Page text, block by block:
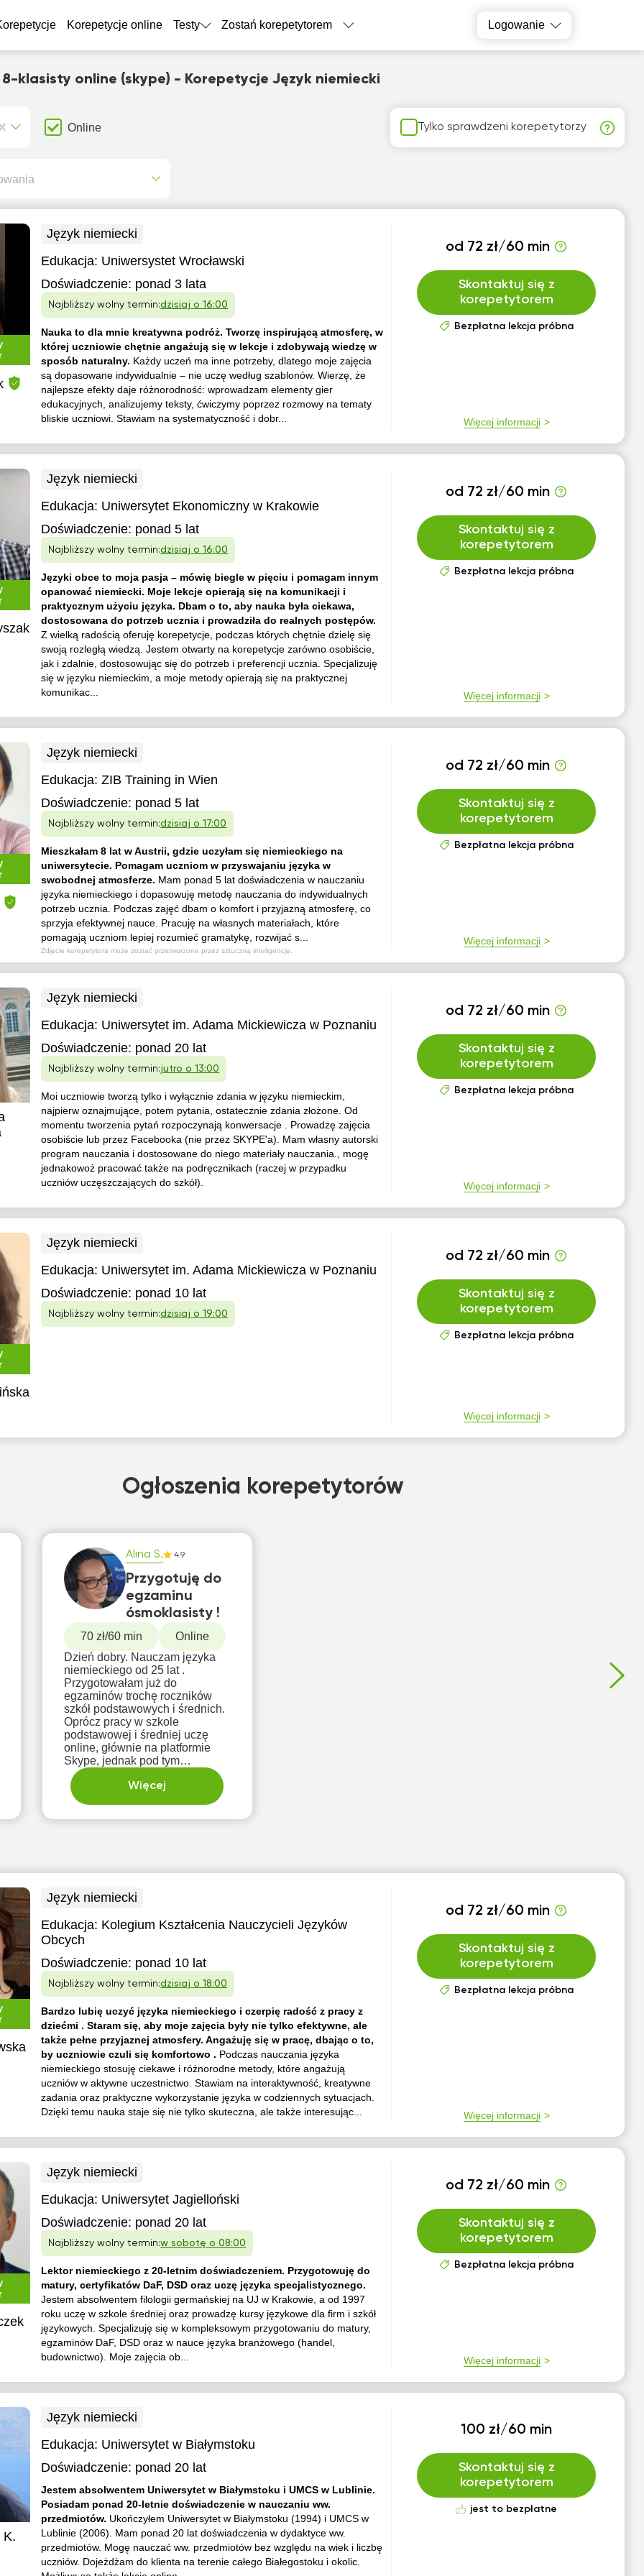
Korepetycje online Testy Zostań korepetytorem Logowanie
8-klasisty online (skype) - Korepetycje Język niemiecki
Online Tylko sprawdzeni korepetytorzy
Język niemiecki
Edukacja: Uniwersystet Wrocławski
Doświadczenie: ponad 3 lata
Najbliższy wolny termin:dzisiaj o 16:00
Nauka to dla mnie kreatywna podróż. Tworzę inspirującą atmosferę, w
której uczniowie chętnie angażują się w lekcje i zdobywają wiedzę w
sposób naturalny. Każdy uczeń ma inne potrzeby, dlatego moje zajęcia
są dopasowane indywidualnie – nie uczę według szablonów. Wierzę, że
najlepsze efekty daje różnorodność: wprowadzam elementy gier
edukacyjnych, analizujemy teksty, ćwiczymy poprzez rozmowy na tematy
bliskie uczniowi. Stawiam na systematyczność i dobr...
od 72 zł/60 min
Skontaktuj się z
korepetytorem
Bezpłatna lekcja próbna
Więcej informacji
Język niemiecki
Edukacja: Uniwersytet Ekonomiczny w Krakowie
Doświadczenie: ponad 5 lat
Najbliższy wolny termin:dzisiaj o 16:00
Języki obce to moja pasja – mówię biegle w pięciu i pomagam innym
opanować niemiecki. Moje lekcje opierają się na komunikacji i
praktycznym użyciu języka. Dbam o to, aby nauka była ciekawa,
dostosowana do potrzeb ucznia i prowadziła do realnych postępów.
Z wielką radością oferuję korepetycje, podczas których chętnie dzielę się
swoją rozległą wiedzą. Jestem otwarty na korepetycje zarówno osobiście,
jak i zdalnie, dostosowując się do potrzeb i preferencji ucznia. Specjalizuję
się w języku niemieckim, a moje metody opierają się na praktycznej
komunikac...
od 72 zł/60 min
Skontaktuj się z
korepetytorem
Bezpłatna lekcja próbna
Więcej informacji
Zdjęcie korepetytora może zostać przetworzone przez sztuczną inteligencję.
Język niemiecki
Edukacja:ZIB Training in Wien
Doświadczenie: ponad 5 lat
Najbliższy wolny termin:dzisiaj o 17:00
Mieszkałam 8 lat w Austrii, gdzie uczyłam się niemieckiego na
uniwersytecie. Pomagam uczniom w przyswajaniu języka w
swobodnej atmosferze. Mam ponad 5 lat doświadczenia w nauczaniu
języka niemieckiego i dopasowuję metodę nauczania do indywidualnych
potrzeb ucznia. Podczas zajęć dbam o komfort i przyjazną atmosferę, co
sprzyja efektywnej nauce. Pracuję na własnych materiałach, które
pomagają uczniom lepiej rozumieć gramatykę, rozwijać s...
od 72 zł/60 min
Skontaktuj się z
korepetytorem
Bezpłatna lekcja próbna
Więcej informacji
Język niemiecki
Edukacja: Uniwersytet im. Adama Mickiewicza w Poznaniu
Doświadczenie: ponad 20 lat
Najbliższy wolny termin:jutro o 13:00
Moi uczniowie tworzą tylko i wyłącznie zdania w języku niemieckim,
najpierw oznajmujące, potem pytania, ostatecznie zdania złożone. Od
momentu tworzenia pytań rozpoczynają konwersacje . Prowadzę zajęcia
osobiście lub przez Facebooka (nie przez SKYPE'a). Mam własny autorski
program nauczania i dostosowane do niego materiały nauczania., mogę
jednakowoż pracować także na podręcznikach (raczej w przypadku
uczniów uczęszczających do szkół).
od 72 zł/60 min
Skontaktuj się z
korepetytorem
Bezpłatna lekcja próbna
Więcej informacji
Język niemiecki
Edukacja: Uniwersytet im. Adama Mickiewicza w Poznaniu
Doświadczenie: ponad 10 lat
Najbliższy wolny termin:dzisiaj o 19:00
od 72 zł/60 min
Skontaktuj się z
korepetytorem
Bezpłatna lekcja próbna
Więcej informacji
Ogłoszenia korepetytorów
Alina S. 4.9
Przygotuję do
egzaminu
ósmoklasisty !
70 zł/60 min
Online
Dzień dobry. Nauczam języka
niemieckiego od 25 lat .
Przygotowałam już do
egzaminów trochę roczników
szkół podstawowych i średnich.
Oprócz pracy w szkole
podstawowej i średniej uczę
online, głównie na platformie
Skype, jednak pod tym
względem dostosuję się też do
innych komunikatorów. Uczę na
wszy
Więcej
Język niemiecki
Edukacja: Kolegium Kształcenia Nauczycieli Języków
Obcych
Doświadczenie: ponad 10 lat
Najbliższy wolny termin:dzisiaj o 18:00
Bardzo lubię uczyć języka niemieckiego i czerpię radość z pracy z
dziećmi . Staram się, aby moje zajęcia były nie tylko efektywne, ale
także pełne przyjaznej atmosfery. Angażuję się w pracę, dbając o to,
by uczniowie czuli się komfortowo . Podczas nauczania języka
niemieckiego stosuję ciekawe i różnorodne metody, które angażują
uczniów w aktywne uczestnictwo. Stawiam na interaktywność, kreatywne
zadania oraz praktyczne wykorzystanie języka w codziennych sytuacjach.
Dzięki temu nauka staje się nie tylko skuteczna, ale także interesując...
od 72 zł/60 min
Skontaktuj się z
korepetytorem
Bezpłatna lekcja próbna
Więcej informacji
Język niemiecki
Edukacja: Uniwersytet Jagielloński
Doświadczenie: ponad 20 lat
Najbliższy wolny termin:w sobotę o 08:00
Lektor niemieckiego z 20-letnim doświadczeniem. Przygotowuję do
matury, certyfikatów DaF, DSD oraz uczę języka specjalistycznego.
Jestem absolwentem filologii germańskiej na UJ w Krakowie, a od 1997
roku uczę w szkole średniej oraz prowadzę kursy językowe dla firm i szkół
językowych. Specjalizuję się w kompleksowym przygotowaniu do matury,
egzaminów DaF, DSD oraz w nauce języka branżowego (handel,
budownictwo). Moje zajęcia ob...
od 72 zł/60 min
Skontaktuj się z
korepetytorem
Bezpłatna lekcja próbna
Więcej informacji
K.
Język niemiecki
Edukacja: Uniwersytet w Białymstoku
Doświadczenie: ponad 20 lat
Jestem absolwentem Uniwersytet w Białymstoku i UMCS w Lublinie.
Posiadam ponad 20-letnie doświadczenie w nauczaniu ww.
przedmiotów. Ukończyłem Uniwersytet w Białymstoku (1994) i UMCS w
Lublinie (2006). Mam ponad 20 lat doświadczenia w dydaktyce ww.
przedmiotów. Mogę nauczać ww. przedmiotów bez względu na wiek i liczbę
uczniów. Dojeżdżam do klienta na terenie całego Białegostoku i okolic.
100 zł/60 min
Skontaktuj się z
korepetytorem
jest to bezpłatne